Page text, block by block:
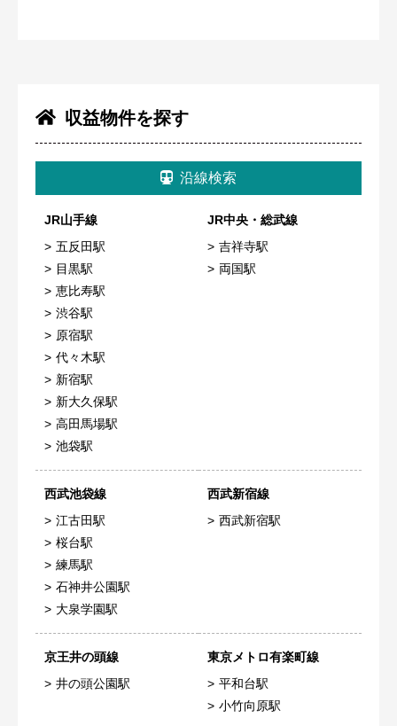
収益物件を探す
沿線検索
JR山手線
五反田駅
目黒駅
恵比寿駅
渋谷駅
原宿駅
代々木駅
新宿駅
新大久保駅
高田馬場駅
池袋駅
JR中央・総武線
吉祥寺駅
両国駅
西武池袋線
江古田駅
桜台駅
練馬駅
石神井公園駅
大泉学園駅
西武新宿線
西武新宿駅
京王井の頭線
井の頭公園駅
東京メトロ有楽町線
平和台駅
小竹向原駅